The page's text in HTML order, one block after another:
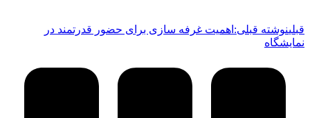
قبلینوشته قبلی: اهمیت غرفه ‌سازی برای حضور قدرتمند در
نمایشگاه